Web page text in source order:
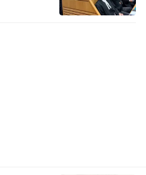
“创新” 立本，以 “服务”